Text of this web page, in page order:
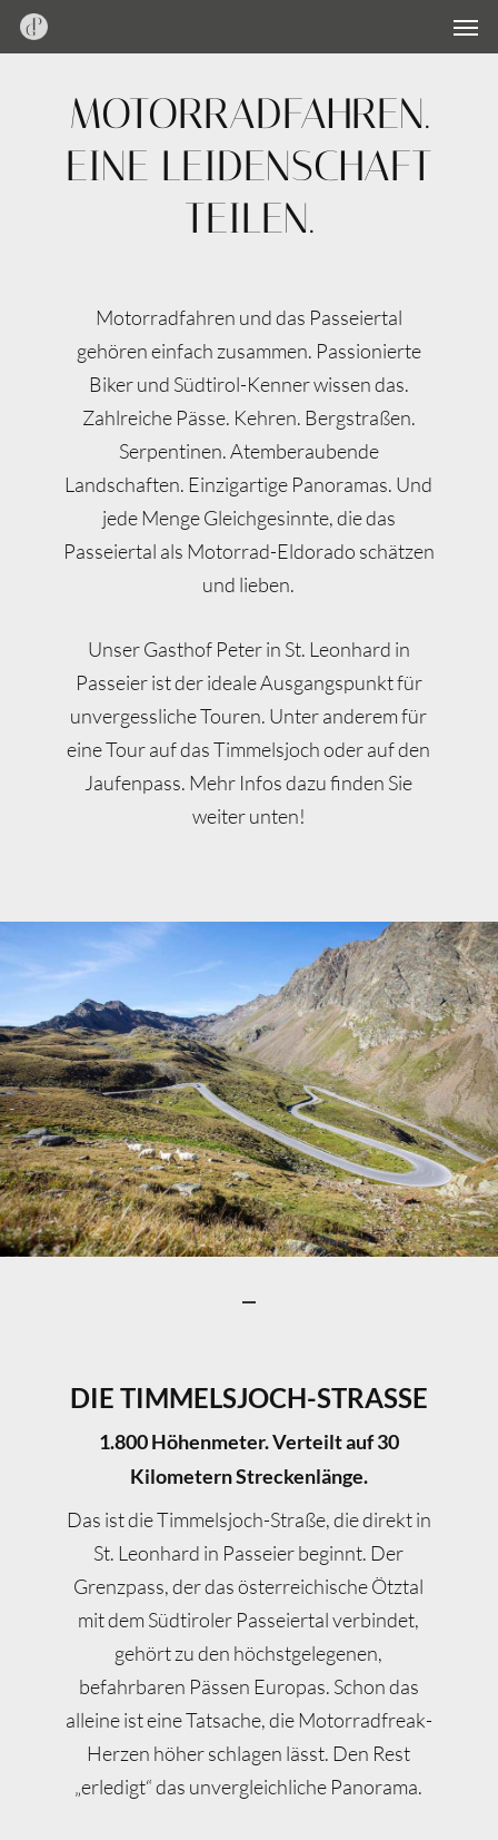
Skip
to
MOTORRADFAHREN.
EINE LEIDENSCHAFT
TEILEN.
Motorradfahren und das Passeiertal
gehören einfach zusammen. Passionierte
Biker und Südtirol-Kenner wissen das.
Zahlreiche Pässe. Kehren. Bergstraßen.
Serpentinen. Atemberaubende
Landschaften. Einzigartige Panoramas. Und
jede Menge Gleichgesinnte, die das
Passeiertal als Motorrad-Eldorado schätzen
und lieben.
Unser Gasthof Peter in St. Leonhard in
Passeier ist der ideale Ausgangspunkt für
unvergessliche Touren. Unter anderem für
eine Tour auf das Timmelsjoch oder auf den
Jaufenpass. Mehr Infos dazu finden Sie
weiter unten!
DIE TIMMELSJOCH-STRASSE
1.800 Höhenmeter. Verteilt auf 30
Kilometern Streckenlänge.
Das ist die Timmelsjoch-Straße, die direkt in
St. Leonhard in Passeier beginnt. Der
Grenzpass, der das österreichische Ötztal
mit dem Südtiroler Passeiertal verbindet,
gehört zu den höchstgelegenen,
befahrbaren Pässen Europas. Schon das
alleine ist eine Tatsache, die Motorradfreak-
Herzen höher schlagen lässt. Den Rest
„erledigt“ das unvergleichliche Panorama.
Menu